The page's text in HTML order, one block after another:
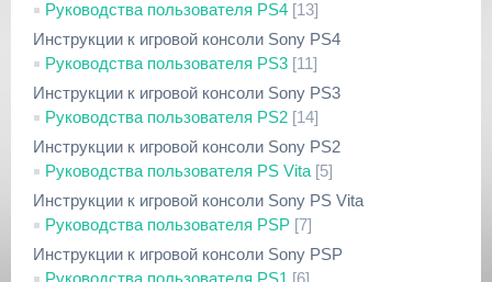
Руководства пользователя PS4 [13]
Инструкции к игровой консоли Sony PS4
Руководства пользователя PS3 [11]
Инструкции к игровой консоли Sony PS3
Руководства пользователя PS2 [14]
Инструкции к игровой консоли Sony PS2
Руководства пользователя PS Vita [5]
Инструкции к игровой консоли Sony PS Vita
Руководства пользователя PSP [7]
Инструкции к игровой консоли Sony PSP
Руководства пользователя PS1 [6]